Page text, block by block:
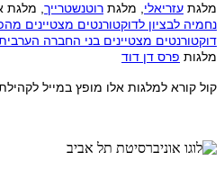
​מלגת עזריאלי , מלגת רוטנשטרייך , מלגת
נחמיה לבציון לדוקטורנטים מצטיינים
דוקטורנטים מצטיינים בני החברה
מלגות פרס דן דוד
קול קורא למלגות אלו מופץ במייל